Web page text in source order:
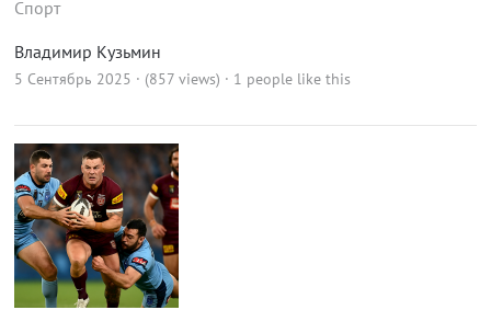
Спорт
Владимир Кузьмин
5 Сентябрь 2025 · (857 views) · 1 people like this